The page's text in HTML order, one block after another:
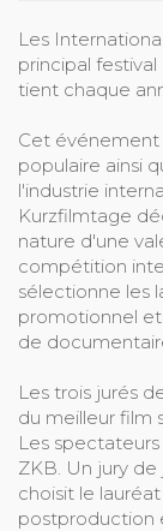
Les
principal
tient chaque
Cet événement
populaire ainsi
l'industrie
Kurzfilmtage
nature d'une
compétition
sélectionne les
promotionnel
de
Les trois jurés
du meilleur film
Les
ZKB. Un jury
choisit le
postproduction